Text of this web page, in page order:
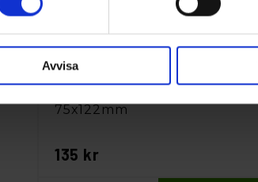
Avvisa
Norton
Slipdstöd Norton Duo
75x122mm
135 kr